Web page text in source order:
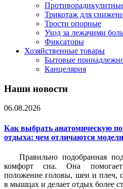
Трикотаж для
Трости опорные
Уход за лежачими
Фиксаторы
Хозяйственные товары
Бытовые
Канцелярия
Наши новости
06.08.2026
Как выбрать анатомическую
отдыха: чем отличаются
Правильно подобранная
комфорт сна. Она помогает
положение головы, шеи и плеч,
в мышцах и делает отдых более